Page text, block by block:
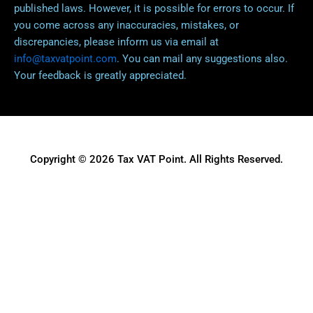
published laws. However, it is possible for errors to occur. If
you come across any inaccuracies, mistakes, or
discrepancies, please inform us via email at
info@taxvatpoint.com. You can mail any suggestions also.
Your feedback is greatly appreciated.
Copyright © 2026 Tax VAT Point. All Rights Reserved.